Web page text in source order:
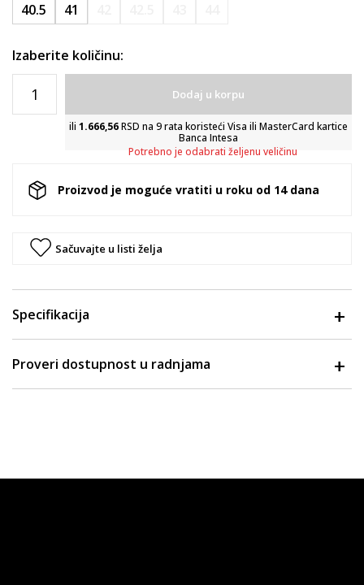
40.5
41
Izaberite količinu:
Dodaj u korpu
ili 1.666,56RSD na 9 rata koristeći Visa ili MasterCard kartice
Banca Intesa
Potrebno je odabrati željenu veličinu
Proizvod je moguće vratiti u roku od 14 dana
Sačuvajte u listi želja
Specifikacija
Proveri dostupnost u radnjama